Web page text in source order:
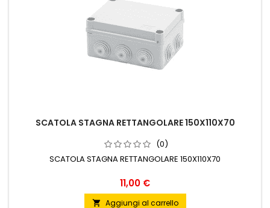
SCATOLA STAGNA RETTANGOLARE 150X110X70
(0)
SCATOLA STAGNA RETTANGOLARE 150X110X70
Prezzo
11,00 €
 Aggiungi al carrello